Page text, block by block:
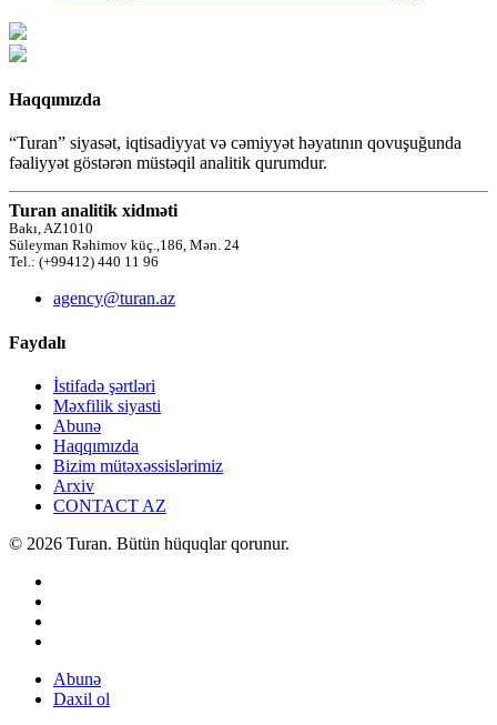
Haqqımızda
“Turan” siyasət, iqtisadiyyat və cəmiyyət həyatının qovuşuğunda
fəaliyyət göstərən müstəqil analitik qurumdur.
Turan analitik xidməti
Bakı, AZ1010
Süleyman Rəhimov küç.,186, Mən. 24
Tel.: (+99412) 440 11 96
agency@turan.az
Faydalı
İstifadə şərtləri
Məxfilik siyasti
Abunə
Haqqımızda
Bizim mütəxəssislərimiz
Arxiv
CONTACT AZ
© 2026 Turan. Bütün hüquqlar qorunur.
Abunə
Daxil ol